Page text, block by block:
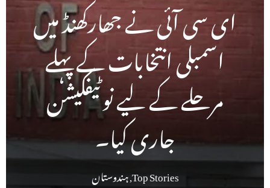
ای سی آئی نے جھارکھنڈ میں
اسمبلی انتخابات کے پہلے
مرحلے کے لیے نوٹیفکیشن
جاری کیا۔
Top Stories
,ہندوستان